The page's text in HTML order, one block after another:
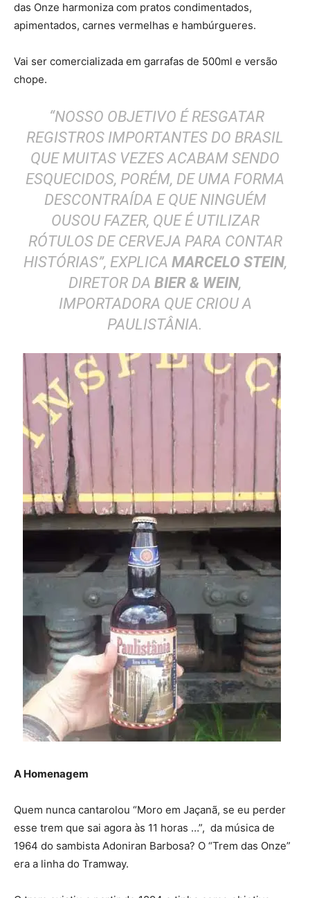
das Onze harmoniza com pratos condimentados,
apimentados, carnes vermelhas e hambúrgueres.
Vai ser comercializada em garrafas de 500ml e versão
chope.
“NOSSO OBJETIVO É RESGATAR
REGISTROS IMPORTANTES DO BRASIL
QUE MUITAS VEZES ACABAM SENDO
ESQUECIDOS, PORÉM, DE UMA FORMA
DESCONTRAÍDA E QUE NINGUÉM
OUSOU FAZER, QUE É UTILIZAR
RÓTULOS DE CERVEJA PARA CONTAR
HISTÓRIAS”, EXPLICA MARCELO STEIN,
DIRETOR DA BIER & WEIN,
IMPORTADORA QUE CRIOU A
PAULISTÂNIA.
A Homenagem
Quem nunca cantarolou “Moro em Jaçanã, se eu perder
esse trem que sai agora às 11 horas …”, da música de
1964 do sambista Adoniran Barbosa? O “Trem das Onze”
era a linha do Tramway.